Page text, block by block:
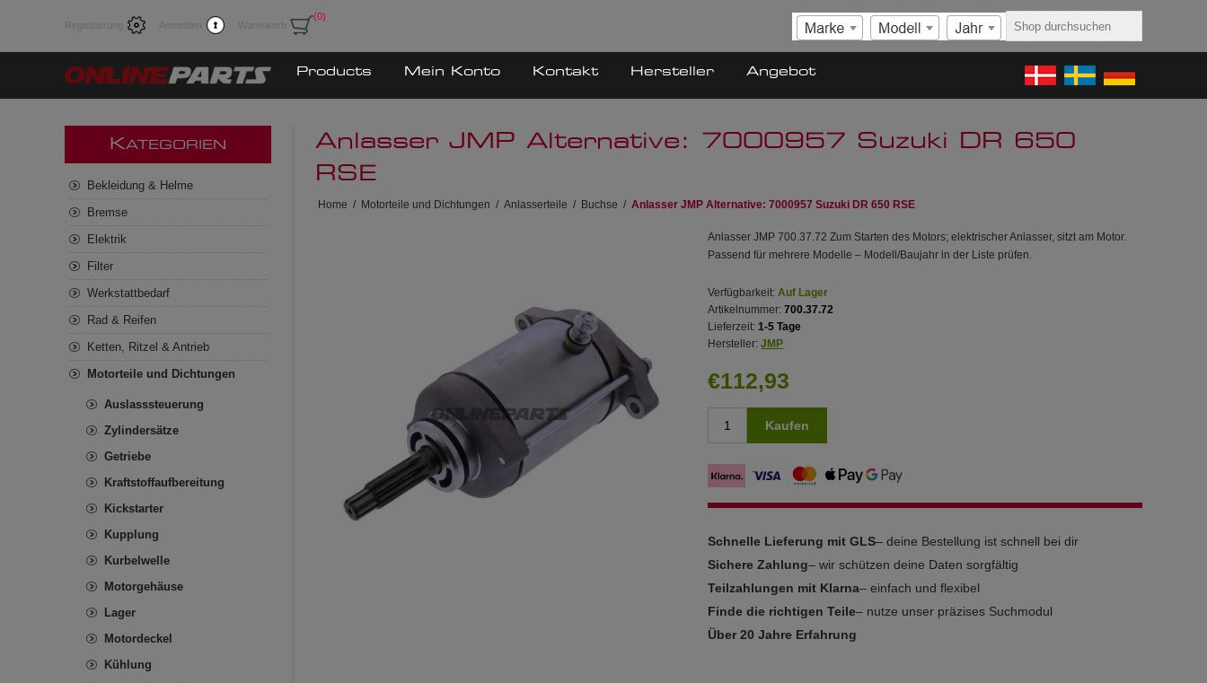
Registrierung Anmelden Warenkorb
(0)
Products Mein Konto Kontakt Hersteller Angebot
Anlasser JMP Alternative: 7000957 Suzuki DR 650
RSE
Home / Motorteile und Dichtungen / Anlasserteile / Buchse / Anlasser JMP Alternative: 7000957 Suzuki DR 650 RSE
Anlasser JMP 700.37.72 Zum Starten des Motors; elektrischer Anlasser, sitzt am Motor.
Passend für mehrere Modelle – Modell/Baujahr in der Liste prüfen.
Verfügbarkeit: Auf Lager
Artikelnummer: 700.37.72
Lieferzeit: 1-5 Tage
Hersteller: JMP
€112,93
Kaufen
Schnelle Lieferung mit GLS– deine Bestellung ist schnell bei dir
Sichere Zahlung– wir schützen deine Daten sorgfältig
Teilzahlungen mit Klarna– einfach und flexibel
Finde die richtigen Teile– nutze unser präzises Suchmodul
Über 20 Jahre Erfahrung
KATEGORIEN
Bekleidung & Helme
Bremse
Elektrik
Filter
Werkstattbedarf
Rad & Reifen
Ketten, Ritzel & Antrieb
Motorteile und Dichtungen
Auslasssteuerung
Zylindersätze
Getriebe
Kraftstoffaufbereitung
Kickstarter
Kupplung
Kurbelwelle
Motorgehäuse
Lager
Motordeckel
Kühlung